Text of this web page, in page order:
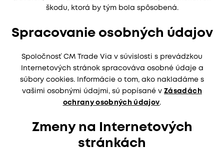
škodu, ktorá by tým bola spôsobená.
Spracovanie osobných údajov
Spoločnosť CM Trade Via v súvislosti s prevádzkou
Internetových stránok spracováva osobné údaje a
súbory cookies. Informácie o tom, ako nakladáme s
vašimi osobnými údajmi, sú popísané vZásadách
ochrany osobných údajov.
Zmeny na Internetových
stránkách